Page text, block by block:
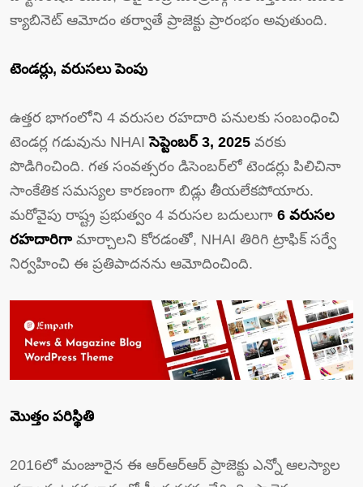
క్యాబినెట్ ఆమోదం తర్వాతే ప్రాజెక్టు ప్రారంభం అవుతుంది.
టెండర్లు, వరుసలు పెంపు
ఉత్తర భాగంలోని 4 వరుసల రహదారి పనులకు సంబంధించి
టెండర్ల గడువును NHAIసెప్టెంబర్ 3, 2025 వరకు
పొడిగించింది. గత సంవత్సరం డిసెంబర్‌లో టెండర్లు పిలిచినా
సాంకేతిక సమస్యల కారణంగా బిడ్లు తీయలేకపోయారు.
మరోవైపు రాష్ట్ర ప్రభుత్వం 4 వరుసల బదులుగా 6 వరుసల
రహదారిగా మార్చాలని కోరడంతో, NHAI తిరిగి ట్రాఫిక్ సర్వే
నిర్వహించి ఈ ప్రతిపాదనను ఆమోదించింది.
మొత్తం పరిస్థితి
2016లో మంజూరైన ఈ ఆర్‌ఆర్‌ఆర్ ప్రాజెక్టు ఎన్నో ఆలస్యాల